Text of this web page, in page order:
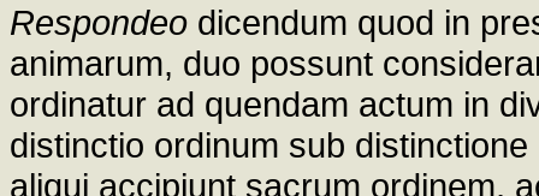
Respondeo dicendum quod in
animarum, duo possunt
ordinatur ad quendam actum in
distinctio ordinum sub
aliqui accipiunt sacrum ordinem,